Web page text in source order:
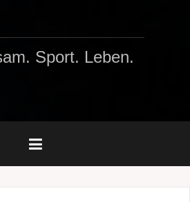
Sport. Leben.